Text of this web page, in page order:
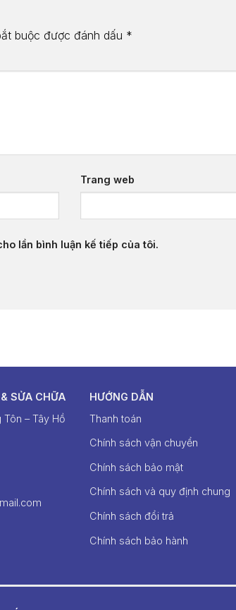
buộc được đánh dấu *
Trang web
lần bình luận kế tiếp của tôi.
SỬA CHỮA
– Tây Hồ
HƯỚNG DẪN
Thanh toán
Chính sách vận chuyển
Chính sách bảo mật
Chính sách và quy định chung
Chính sách đổi trả
Chính sách bảo hành